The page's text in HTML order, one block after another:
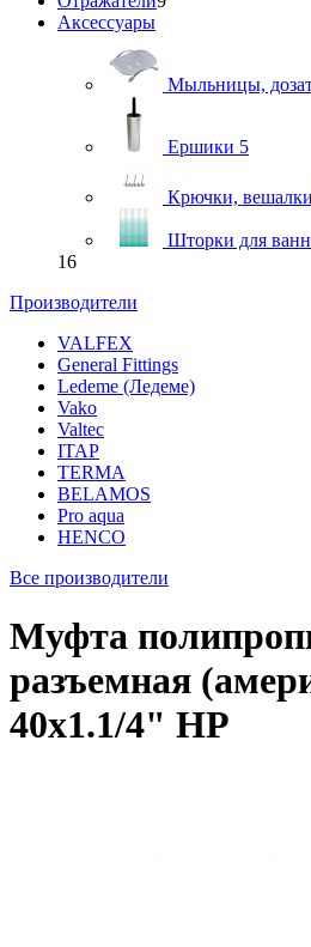
Аксессуары
Мыльницы,
Ершики 5
Крючки, вешалки
Шторки для
16
Производители
VALFEX
General Fittings
Ledeme (Ледеме)
Vako
Valtec
ITAP
TERMA
BELAMOS
Pro aqua
HENCO
Все производители
Муфта
разъемная
40х1.1/4" НР